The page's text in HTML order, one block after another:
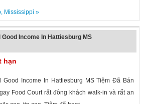
, Mississippi »
Good Income In Hattiesburg MS
hạn
Good Income In Hattiesburg MS Tiệm Đã Bán
Food Court rất đông khách walk-in và rất an